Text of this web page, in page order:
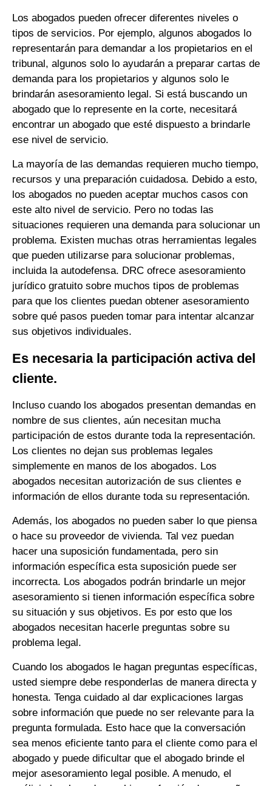
Los abogados pueden ofrecer diferentes niveles o
tipos de servicios. Por ejemplo, algunos abogados lo
representarán para demandar a los propietarios en el
tribunal, algunos solo lo ayudarán a preparar cartas de
demanda para los propietarios y algunos solo le
brindarán asesoramiento legal. Si está buscando un
abogado que lo represente en la corte, necesitará
encontrar un abogado que esté dispuesto a brindarle
ese nivel de servicio.
La mayoría de las demandas requieren mucho tiempo,
recursos y una preparación cuidadosa. Debido a esto,
los abogados no pueden aceptar muchos casos con
este alto nivel de servicio. Pero no todas las
situaciones requieren una demanda para solucionar un
problema. Existen muchas otras herramientas legales
que pueden utilizarse para solucionar problemas,
incluida la autodefensa. DRC ofrece asesoramiento
jurídico gratuito sobre muchos tipos de problemas
para que los clientes puedan obtener asesoramiento
sobre qué pasos pueden tomar para intentar alcanzar
sus objetivos individuales.
Es necesaria la participación activa del
cliente.
Incluso cuando los abogados presentan demandas en
nombre de sus clientes, aún necesitan mucha
participación de estos durante toda la representación.
Los clientes no dejan sus problemas legales
simplemente en manos de los abogados. Los
abogados necesitan autorización de sus clientes e
información de ellos durante toda su representación.
Además, los abogados no pueden saber lo que piensa
o hace su proveedor de vivienda. Tal vez puedan
hacer una suposición fundamentada, pero sin
información específica esta suposición puede ser
incorrecta. Los abogados podrán brindarle un mejor
asesoramiento si tienen información específica sobre
su situación y sus objetivos. Es por esto que los
abogados necesitan hacerle preguntas sobre su
problema legal.
Cuando los abogados le hagan preguntas específicas,
usted siempre debe responderlas de manera directa y
honesta. Tenga cuidado al dar explicaciones largas
sobre información que puede no ser relevante para la
pregunta formulada. Esto hace que la conversación
sea menos eficiente tanto para el cliente como para el
abogado y puede dificultar que el abogado brinde el
mejor asesoramiento legal posible. A menudo, el